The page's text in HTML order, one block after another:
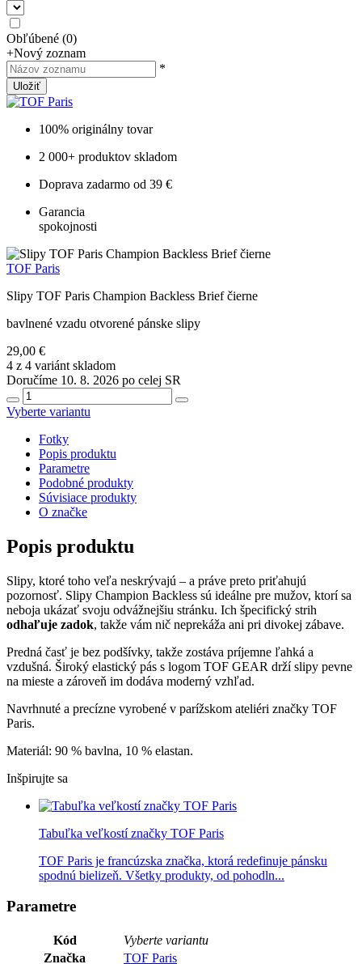
Obľúbené (0)
+Nový zoznam
*
Uložiť
100% originálny tovar
2 000+ produktov skladom
Doprava zadarmo od 39 €
Garancia
spokojnosti
TOF Paris
Slipy TOF Paris Champion Backless Brief čierne
bavlnené vzadu otvorené pánske slipy
29,00 €
4 z 4 variánt skladom
Doručíme 10. 8. 2026 po celej SR
Vyberte variantu
Fotky
Popis produktu
Parametre
Podobné produkty
Súvisiace produkty
O značke
Popis produktu
Slipy, ktoré toho veľa neskrývajú – a práve preto priťahujú
pozornosť. Slipy Champion Backless sú ideálne pre mužov, ktorí sa
neboja ukázať svoju odvážnejšiu stránku. Ich špecifický strih
odhaľuje zadok, takže vám nič neprekáža ani pri divokej zábave.
Predná časť je bez podšívky, takže zostáva príjemne ľahká a
vzdušná. Široký elastický pás s logom TOF GEAR drží slipy pevne
na mieste a zároveň im dodáva moderný vzhľad.
Navrhnuté a precízne vyrobené v parížskom ateliéri značky TOF
Paris.
Materiál: 90 % bavlna, 10 % elastan.
Inšpirujte sa
Tabuľka veľkostí značky TOF Paris
TOF Paris je francúzska značka, ktorá redefinuje pánsku
spodnú bielizeň. Všetky produkty, od pohodln...
Parametre
Kód
Vyberte variantu
Značka
TOF Paris